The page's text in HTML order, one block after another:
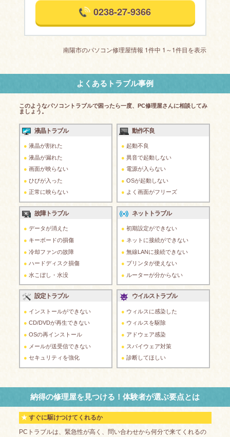
0238-27-9366
南陽市のパソコン修理屋情報 1件中 1～1件目を表示
よくあるトラブル事例
このようなパソコントラブルで困ったら一度、PC修理屋さんに相談してみ
ましょう。
液晶トラブル
液晶が割れた
液晶が漏れた
画面が映らない
ひびが入った
正常に映らない
動作不良
起動不良
異音で起動しない
電源が入らない
OSが起動しない
よく画面がフリーズ
故障トラブル
データが消えた
キーボードの損傷
冷却ファンの故障
ハードディスク損傷
水こぼし・水没
ネットトラブル
初期設定ができない
ネットに接続ができない
無線LANに接続できない
プリンタが使えない
ルーターが分からない
設定トラブル
インストールができない
CD/DVDが再生できない
OSの再インストール
メールが送受信できない
セキュリティを強化
ウイルストラブル
ウィルスに感染した
ウィルスを駆除
アドウェア感染
スパイウェア対策
診断してほしい
納得の修理屋を見つける！体験者が選ぶ要点とは
すぐに駆けつけてくれるか
PCトラブルは、緊急性が高く、問い合わせから何分で来てくれるの